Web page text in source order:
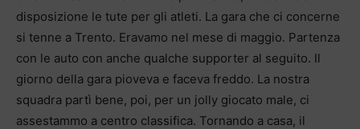
disposizione le tute per gli atleti. La gara che ci concerne
si tenne a Trento. Eravamo nel mese di maggio. Partenza
con le auto con anche qualche supporter al seguito. Il
giorno della gara pioveva e faceva freddo. La nostra
squadra partì bene, poi, per un jolly giocato male, ci
assestammo a centro classifica. Tornando a casa, il